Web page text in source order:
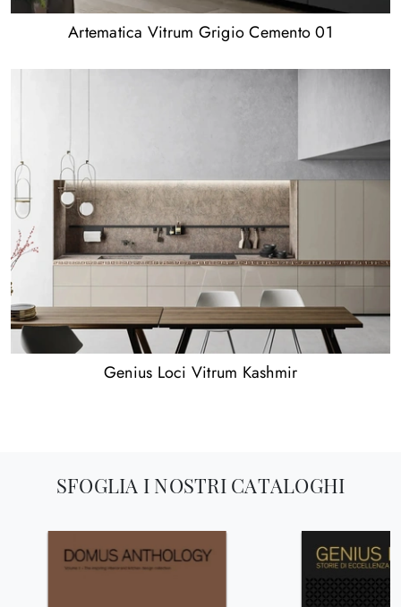
Artematica Vitrum Grigio Cemento 01
Genius Loci Vitrum Kashmir
SFOGLIA I NOSTRI CATALOGHI